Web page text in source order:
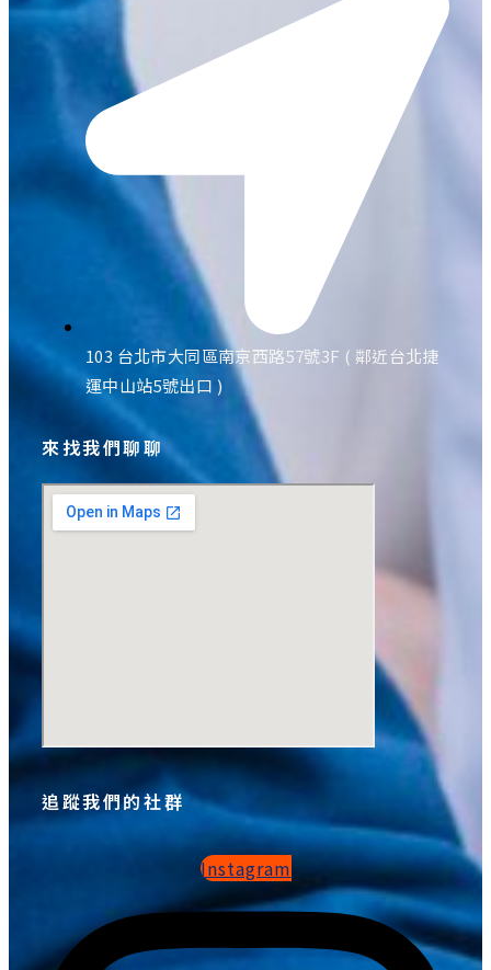
103 台北市大同區南京西路57號3F ( 鄰近台北捷
運中山站5號出口 )
來找我們聊聊
追蹤我們的社群
Instagram